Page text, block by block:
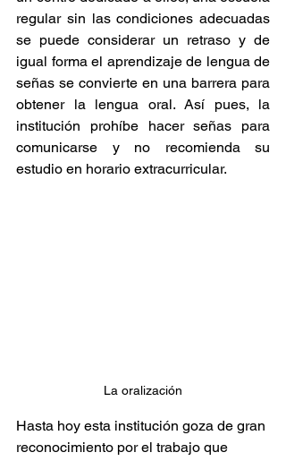
regular sin las condiciones adecuadas
se puede considerar un retraso y de
igual forma el aprendizaje de lengua de
señas se convierte en una barrera para
obtener la lengua oral. Así pues, la
institución prohíbe hacer señas para
comunicarse y no recomienda su
estudio en horario extracurricular.
La oralización
Hasta hoy esta institución goza de gran
reconocimiento por el trabajo que